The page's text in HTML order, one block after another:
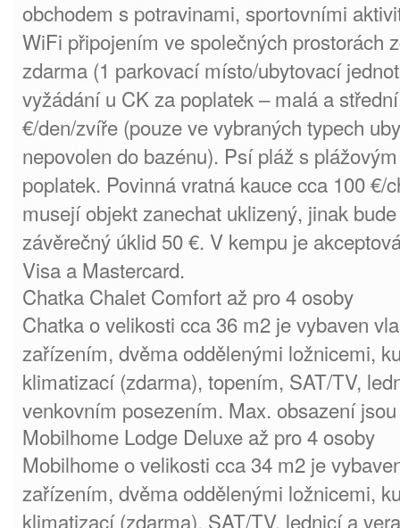
obchodem s potravinami, sportovními
WiFi připojením ve společných prostorách
zdarma (1 parkovací místo/ubytovací
vyžádání u CK za poplatek – malá a
€/den/zvíře (pouze ve vybraných typech
nepovolen do bazénu). Psí pláž s
poplatek. Povinná vratná kauce cca 100 €/
musejí objekt zanechat uklizený, jinak
závěrečný úklid 50 €. V kempu je
Visa a Mastercard.
Chatka Chalet Comfort až pro 4 osoby
Chatka o velikosti cca 36 m2 je vybaven
zařízením, dvěma oddělenými ložnicemi,
klimatizací (zdarma), topením, SAT/TV,
venkovním posezením. Max. obsazení
Mobilhome Lodge Deluxe až pro 4 osoby
Mobilhome o velikosti cca 34 m2 je
zařízením, dvěma oddělenými ložnicemi,
klimatizací (zdarma), SAT/TV, lednicí a